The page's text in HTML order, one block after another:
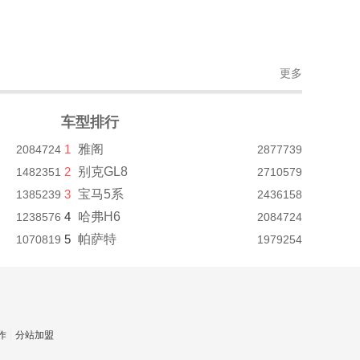
更多
2084724
1482351
1385239
1238576
1070819
车型排行
1 雅阁 2877739
2 别克GL8 2710579
3 宝马5系 2436158
4 哈弗H6 2084724
5 帕萨特 1979254
分站加盟